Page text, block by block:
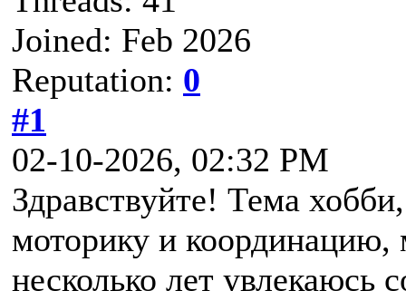
Joined: Feb 2026
Reputation: 0
#1
02-10-2026, 02:32 PM
Здравствуйте! Тема
моторику и координацию,
несколько лет увлекаюсь